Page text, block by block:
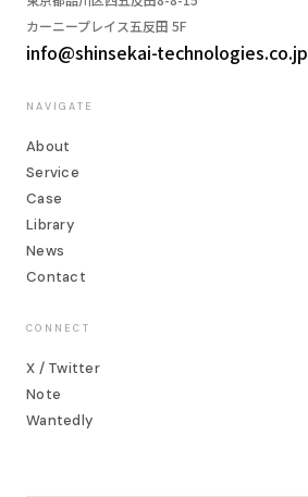
カーニープレイス五反田 5F
info@shinsekai-technologies.co.jp
NAVIGATE
About
Service
Case
Library
News
Contact
CONNECT
X / Twitter
Note
Wantedly